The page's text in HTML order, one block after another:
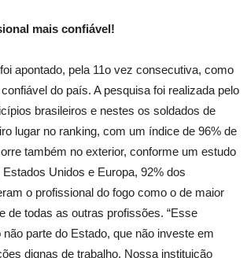
mais confiável!
apontado, pela 11o vez consecutiva, como
do país. A pesquisa foi realizada pelo
brasileiros e nestes os soldados de
lugar no ranking, com um índice de 96% de
também no exterior, conforme um estudo
Unidos e Europa, 92% dos
o profissional do fogo como o de maior
de todas as outras profissões. “Esse
parte do Estado, que não investe em
dignas de trabalho. Nossa instituição